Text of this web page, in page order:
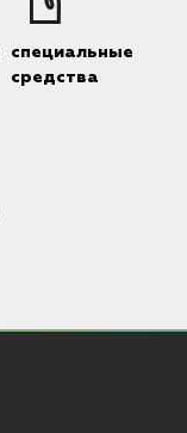
специальные
средства